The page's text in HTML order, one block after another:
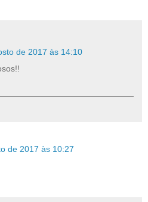
de 2017 às 14:10
de 2017 às 10:27